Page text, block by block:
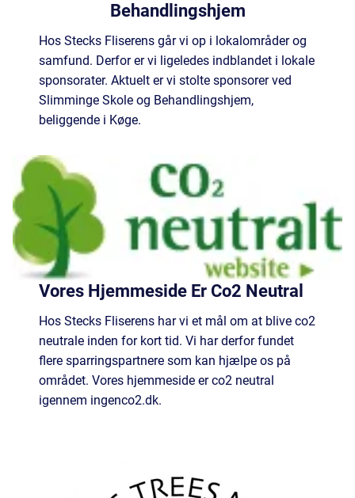
Behandlingshjem
Hos Stecks Fliserens går vi op i lokalområder og
samfund. Derfor er vi ligeledes indblandet i lokale
sponsorater. Aktuelt er vi stolte sponsorer ved
Slimminge Skole og Behandlingshjem,
beliggende i Køge.
Vores Hjemmeside Er Co2 Neutral
Hos Stecks Fliserens har vi et mål om at blive co2
neutrale inden for kort tid. Vi har derfor fundet
flere sparringspartnere som kan hjælpe os på
området. Vores hjemmeside er co2 neutral
igennem ingenco2.dk.